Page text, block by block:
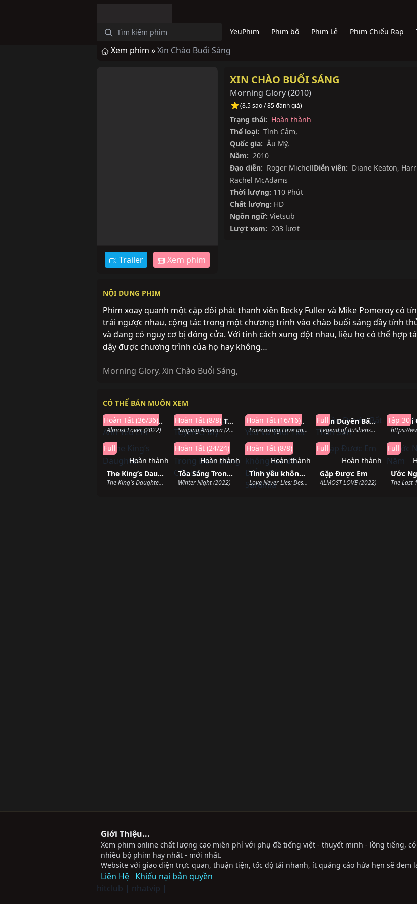
YeuPhim Phim bộ Phim Lẻ Phim Chiếu Rạp
Xem phim »Xin Chào Buổi Sáng
Trailer Xem phim
XIN CHÀO BUỔI SÁNG
Morning Glory(2010)
(8.5 sao / 85 đánh giá)
Trạng thái: Hoàn thành
Thể loại: Tình Cảm,
Quốc gia: Âu Mỹ,
Năm: 2010
Đạo diễn: Roger MichellDiễn viên: Diane Keaton,
Rachel McAdams
Thời lượng: 110 Phút
Chất lượng: HD
Ngôn ngữ: Vietsub
Lượt xem: 203 lượt
NỘI DUNG PHIM
Phim xoay quanh một cặp đôi phát thanh viên Becky Fuller và Mike Pomeroy có
trái ngược nhau, cộng tác trong một chương trình vào chào buổi sáng đầy tính
và đang có nguy cơ bị đóng cửa. Với tính cách xung đột nhau, liệu họ có thể hợp
dậy được chương trình của họ hay không…
Morning Glory, Xin Chào Buổi Sáng,
CÓ THỂ BẢN MUỐN XEM
Ai Cũng Biết Anh Yêu Em
Almost Lover (2022)
Hoàn Tất (36/36)
Hoàn thành
Hẹn Hò Trực Tuyến Ở Mỹ
Swiping America (2023)
Hoàn Tất (8/8)
Dự Báo Tình Yêu Và Thời Tiết
Forecasting Love and Weather (2022)
Hoàn Tất (16/16)
Trần Duyên Bất Thần Sơn
Legend of BuShenshan (2022)
Full
Người
Tập 30
The King’s Daughter
The King's Daughter (2022)
Full
Hoàn thành
Tỏa Sáng Trong Đêm Đông Của Em
Winter Night (2022)
Hoàn Tất (24/24)
Hoàn thành
Tình yêu không lừa dối: Điểm đến Sardinia
Love Never Lies: Destination Sardinia (2022)
Hoàn Tất (8/8)
Hoàn thành
Gặp Được Em
ALMOST LOVE (2022)
Full
Hoàn thành
Full
Giới Thiệu...
Xem phim online chất lượng cao miễn phí với phụ đề tiếng việt - thuyết minh - lồng tiếng,
nhiều bộ phim hay nhất - mới nhất.
Website với giao diện trực quan, thuận tiện, tốc độ tải nhanh, ít quảng cáo hứa hẹn sẽ
Liên Hệ Khiếu nại bản quyền
hitclub | nhatvip |